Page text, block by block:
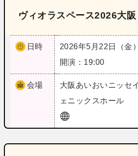
ヴィオラスペース2026大阪
日時
2026年5月22日（金）
開演：19:00
会場 大阪 あいおいニッセ
ェニックスホール